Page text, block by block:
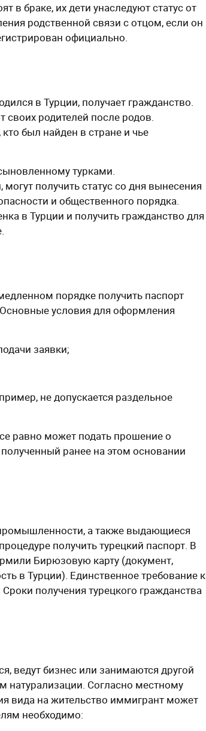
в браке, их дети унаследуют статус от
родственной связи с отцом, если он
официально.
в Турции, получает гражданство.
своих родителей после родов.
был найден в стране и чье
турками.
получить статус со дня вынесения
и общественного порядка.
в Турции и получить гражданство для
порядке получить паспорт
условия для оформления
заявки;
не допускается раздельное
равно может подать прошение о
ранее на этом основании
а также выдающиеся
получить турецкий паспорт. В
Бирюзовую карту (документ,
в Турции). Единственное требование к
получения турецкого гражданства
ведут бизнес или занимаются другой
натурализации. Согласно местному
вида на жительство иммигрант может
необходимо: